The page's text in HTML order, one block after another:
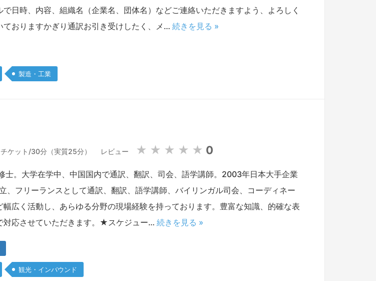
日時、内容、組織名（企業名、団体名）などご連絡いただきますよう、よろしく
おりますかぎり通訳お引き受けしたく、メ… 続きを見る »
製造・工業
チケット/30分（実質25分） レビュー ★ ★ ★ ★ ★ 0
士。大学在学中、中国国内で通訳、翻訳、司会、語学講師。2003年日本大手企業
、フリーランスとして通訳、翻訳、語学講師、バイリンガル司会、コーディネー
広く活動し、あらゆる分野の現場経験を持っております。豊富な知識、的確な表
対応させていただきます。★スケジュー… 続きを見る »
観光・インバウンド